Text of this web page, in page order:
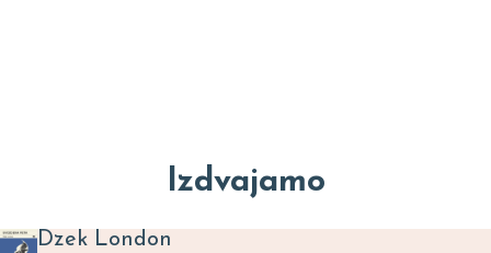
Izdvajamo
Dzek London